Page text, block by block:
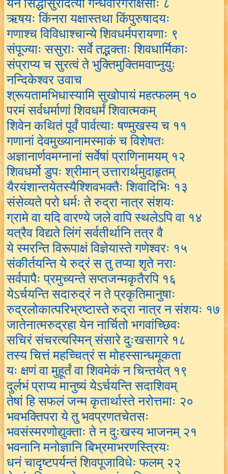
येन सिद्धासुरादैत्या गन्धर्वोरगराक्षसाः ८
ऋषयः किंनरा यक्षास्तथा किंपुरुषादयः
गणाश्च विविधाश्चान्ये शिवधर्मपरायणाः ९
संपूज्याः ससुराः सर्वे तद्भक्ताः शिवधार्मिकाः
संप्राप्य च सुरत्वं ते भुक्तिमुक्तिमवाप्नुयुः
नन्दिकेश्वर उवाच
श्रूयतामभिधास्यामि सुखोपायं महत्फलम् १०
परमं सर्वधर्माणां शिवधर्मं शिवात्मकम्
शिवेन कथितं पूर्वं पार्वत्याः षण्मुखस्य च ११
गणानां देवमुख्यानामस्माकं च विशेषतः
अज्ञानार्णवमग्नानां सर्वेषां प्राणिनामयम् १२
शिवधर्मो डुपः श्रीमान् उत्तारार्थमुदाहृतम्
यैरयंशान्तयेतस्यैश्शिवभक्तैः शिवादिभिः १३
संसेव्यते परो धर्मः ते रुद्रा नात्र संशयः
ग्रामे वा यदि वारण्ये जले वापि स्थलेऽपि वा १४
यत्रैव विद्यते लिंगं सर्वतीर्थानि तत्र वै
ये स्मरन्ति विरूपाक्षं विज्ञेयास्ते गणेश्वरः १५
संकीर्तयन्ति ये रुद्रं स तु तप्या शृते नराः
सर्वपापैः प्रमुच्यन्ते सप्तजन्मकृतैरपि १६
येऽर्चयन्ति सदारुद्रं न ते प्रकृतिमानुषाः
रुद्रलोकात्परिभ्रष्टास्ते रुद्रा नात्र न संशयः १७
जातेनात्मरुद्रहा येन नार्चितो भगवांच्छिवः
सचिरं संचरत्यस्मिन् संसारे दुःखसागरे १८
तस्य चित्तं महच्चित्रं स मोहस्सान्धमूकता
यः क्षणं वा मुहूर्तं वा शिवमेकं न चिन्तयेत् १९
दुर्लभं प्राप्य मानुष्यं येऽर्चयन्ति सदाशिवम्
तेषां हि सफलं जन्म कृतार्थास्ते नरोत्तमाः २०
भवभक्तिपरा ये तु भवप्रणतचेतसः
भवसंस्मरणोद्युक्ताः ते न दुःखस्य भाजनम् २१
भवनानि मनोज्ञानि बिभ्रमाभरणस्त्रियः
धनं चादृष्टपर्यन्तं शिवपूजाविधेः फलम् २२